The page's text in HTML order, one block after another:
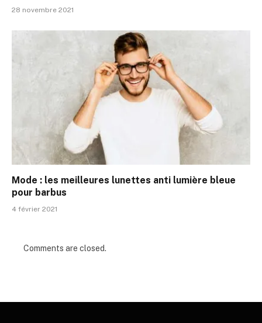
28 novembre 2021
Mode : les meilleures lunettes anti lumière bleue
pour barbus
4 février 2021
Comments are closed.